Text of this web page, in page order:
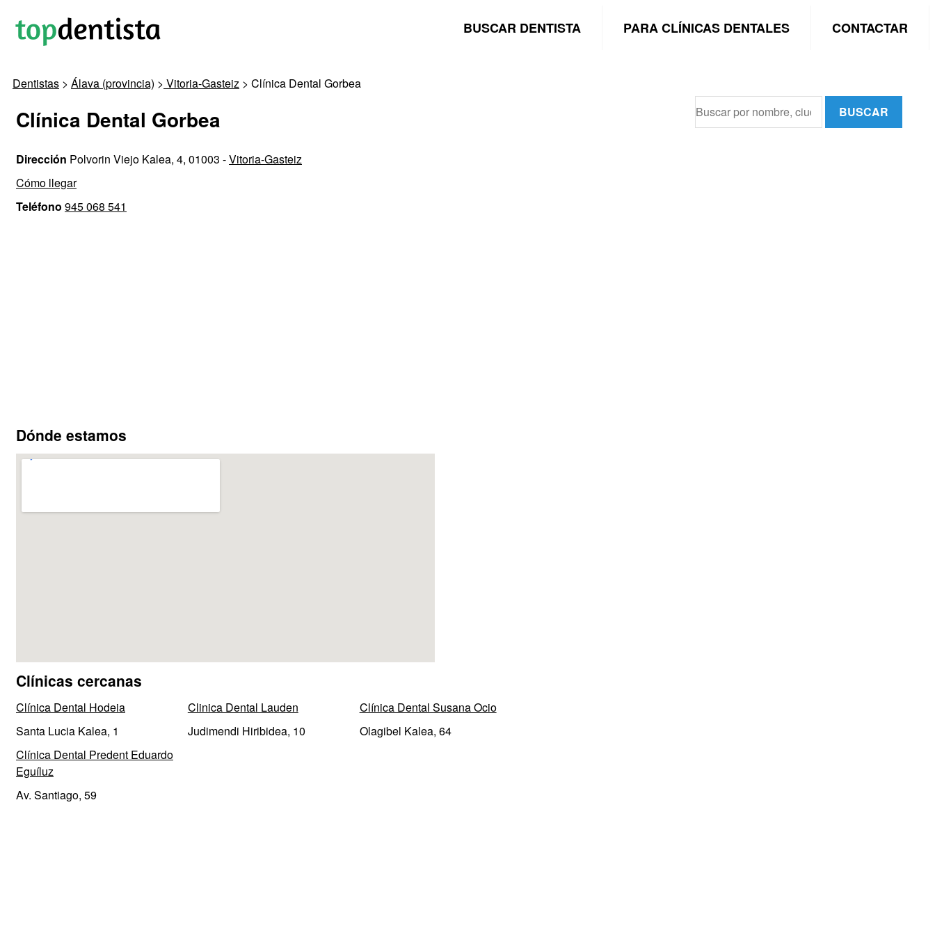
BUSCAR DENTISTA PARA CLÍNICAS DENTALES CONTACTAR
Dentistas > Álava (provincia) > Vitoria-Gasteiz > Clínica Dental Gorbea
Clínica Dental Gorbea
Dirección Polvorin Viejo Kalea, 4, 01003 -Vitoria-Gasteiz
Cómo llegar
Teléfono 945 068 541
Dónde estamos
Clínicas cercanas
Clínica Dental Hodeia
Santa Lucia Kalea, 1
Clinica Dental Lauden
Judimendi Hiribidea, 10
Clínica Dental Susana Ocio
Olagibel Kalea, 64
Clínica Dental Predent Eduardo
Eguíluz
Av. Santiago, 59
BUSCAR